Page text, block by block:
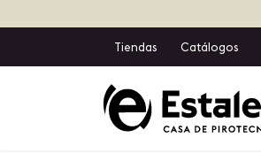
Tiendas Catálogos